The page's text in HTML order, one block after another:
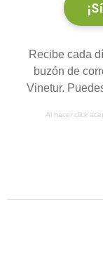
Recibe cada
buzón de
Vinetur.
Al hacer click